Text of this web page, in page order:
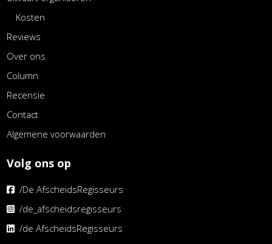
Kosten
Reviews
Over ons
Column
Recensie
Contact
Algemene voorwaarden
Volg ons op
/De AfscheidsRegisseurs
/de_afscheidsregisseurs
/de AfscheidsRegisseurs